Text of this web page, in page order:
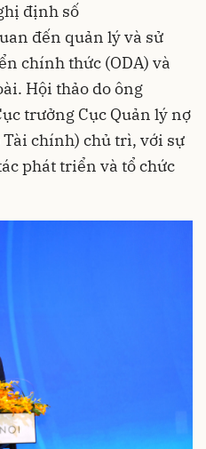
định số
đến quản lý và sử
chính thức (ODA) và
Hội thảo do ông
trưởng Cục Quản lý nợ
chính) chủ trì, với sự
phát triển và tổ chức